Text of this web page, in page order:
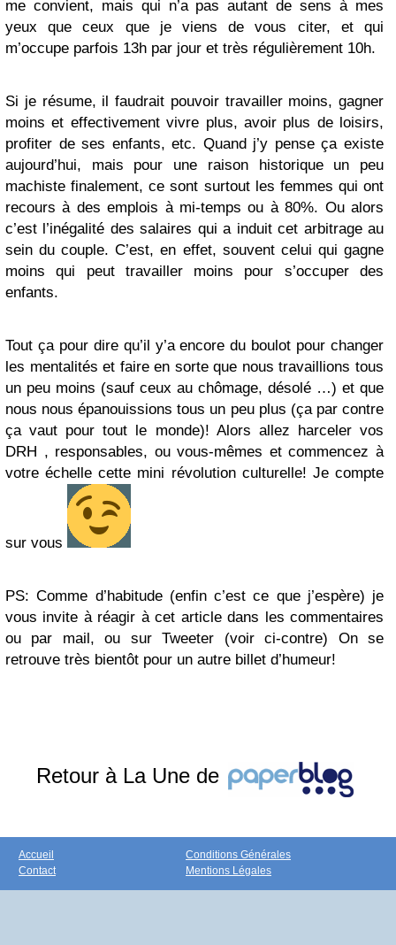
me convient, mais qui n’a pas autant de sens à mes
yeux que ceux que je viens de vous citer, et qui
m’occupe parfois 13h par jour et très régulièrement 10h.
Si je résume, il faudrait pouvoir travailler moins, gagner
moins et effectivement vivre plus, avoir plus de loisirs,
profiter de ses enfants, etc. Quand j’y pense ça existe
aujourd’hui, mais pour une raison historique un peu
machiste finalement, ce sont surtout les femmes qui ont
recours à des emplois à mi-temps ou à 80%. Ou alors
c’est l’inégalité des salaires qui a induit cet arbitrage au
sein du couple. C’est, en effet, souvent celui qui gagne
moins qui peut travailler moins pour s’occuper des
enfants.
Tout ça pour dire qu’il y’a encore du boulot pour changer
les mentalités et faire en sorte que nous travaillions tous
un peu moins (sauf ceux au chômage, désolé …) et que
nous nous épanouissions tous un peu plus (ça par contre
ça vaut pour tout le monde)! Alors allez harceler vos
DRH , responsables, ou vous-mêmes et commencez à
votre échelle cette mini révolution culturelle! Je compte
sur vous
PS: Comme d’habitude (enfin c’est ce que j’espère) je
vous invite à réagir à cet article dans les commentaires
ou par mail, ou sur Tweeter (voir ci-contre) On se
retrouve très bientôt pour un autre billet d’humeur!
Retour à La Une de
Accueil
Contact
Conditions Générales
Mentions Légales